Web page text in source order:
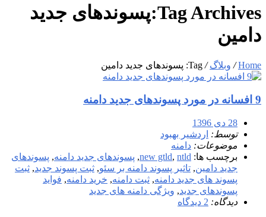
Tag Archives:پسوندهای جدید
دامین
Home
/ وبلاگ / Tag: پسوندهای جدید دامین
9 افسانه در مورد پسوندهای جدید دامنه
28 دی 1396
توسط: اردشیر بهبود
موضوعات: دامنه
برچسب ها:
new gtld, ntld
, پسوندهای جدید دامنه, پسوندهای
جدید دامین, تاثیر پسوند دامنه بر سئو, ثبت پسوند جدید, ثبت
پسوند های جدید دامنه, ثبت دامنه, خرید دامنه, فواید
پسوندهای جدید, ویژگی دامنه های جدید
دیدگاه: 2 دیدگاه